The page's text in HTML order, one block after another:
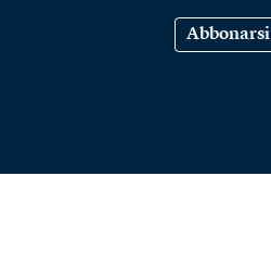
Abbonarsi